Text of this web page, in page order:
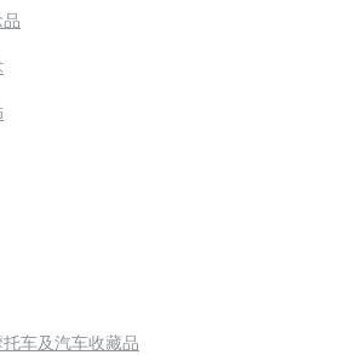
车及汽车收藏品